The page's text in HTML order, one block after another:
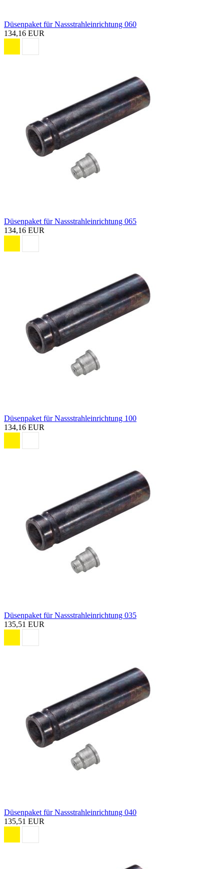
Düsenpaket für Nassstrahleinrichtung 060
134,16 EUR
Düsenpaket für Nassstrahleinrichtung 065
134,16 EUR
Düsenpaket für Nassstrahleinrichtung 100
134,16 EUR
Düsenpaket für Nassstrahleinrichtung 035
135,51 EUR
Düsenpaket für Nassstrahleinrichtung 040
135,51 EUR